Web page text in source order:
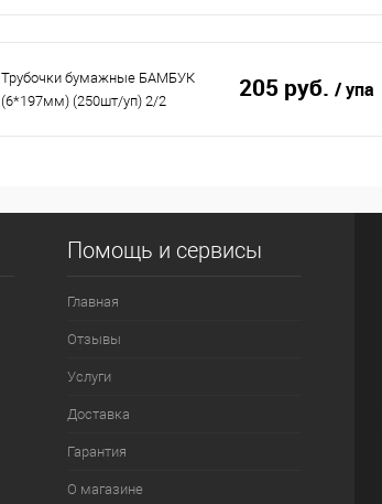
Трубочки бумажные БАМБУК
(6*197мм) (250шт/уп) 2/2
205 руб. / упа
Помощь и сервисы
Главная
Отзывы
Услуги
Доставка
Гарантия
О магазине